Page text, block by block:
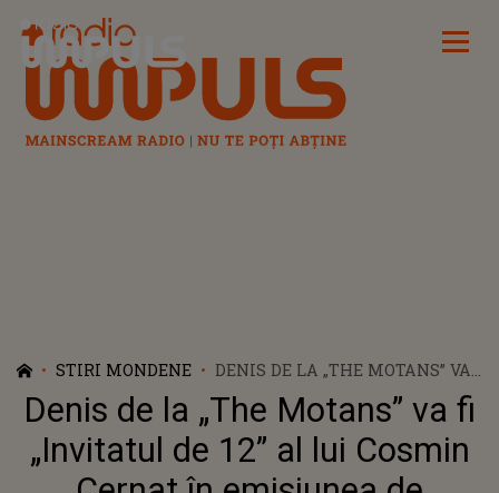
Radio Impuls
STIRI MONDENE
DENIS DE LA „THE MOTANS” VA
FI „INVITATUL DE 12” AL LUI
COSMIN CERNAT ÎN EMISIUNEA
DE DUMINICĂ
Denis de la „The Motans” va fi
„Invitatul de 12” al lui Cosmin